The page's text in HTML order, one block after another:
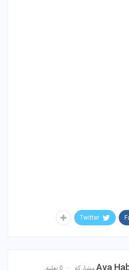
Twitter
Aya 0 تعليق